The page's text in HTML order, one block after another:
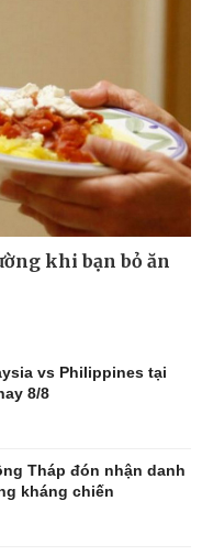
khỏe
dưỡng - món ngon
thuốc
phụ khoa
khoa khi bạn bỏ ăn
vs Philippines tại
8/8
Tháp đón nhận danh
kháng chiến